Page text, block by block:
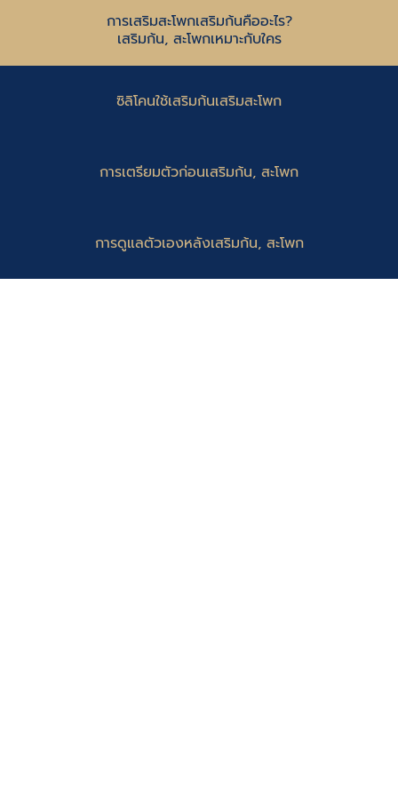
การเสริมสะโพกเสริมก้นคืออะไร?
เสริมก้น, สะโพกเหมาะกับใคร
ซิลิโคนใช้เสริมก้นเสริมสะโพก
การเตรียมตัวก่อนเสริมก้น, สะโพก
การดูแลตัวเองหลังเสริมก้น, สะโพก